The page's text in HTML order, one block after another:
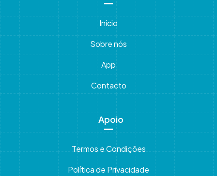
Início
Sobre nós
App
Contacto
Apoio
Termos e Condições
Política de Privacidade